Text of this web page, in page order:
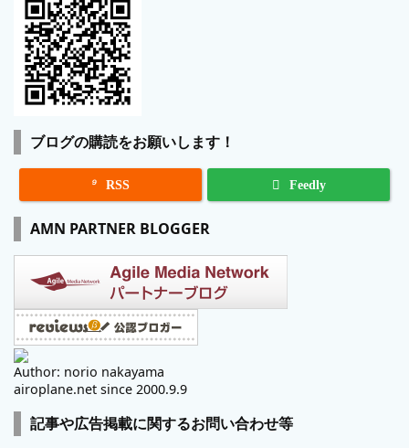
ブログの購読をお願いします！
 RSS Feedly
AMN PARTNER BLOGGER
Author: norio nakayama
airoplane.net since 2000.9.9
記事や広告掲載に関するお問い合わせ等